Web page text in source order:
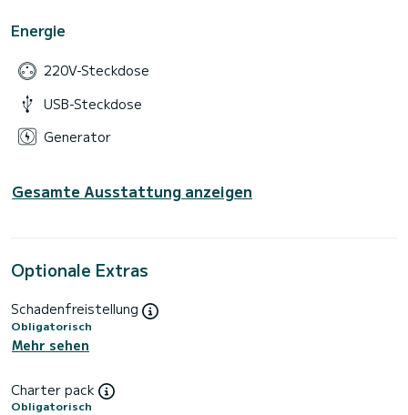
Energie
220V-Steckdose
USB-Steckdose
Generator
Gesamte Ausstattung anzeigen
Optionale Extras
Schadenfreistellung
Obligatorisch
Mehr sehen
Charter pack
Obligatorisch